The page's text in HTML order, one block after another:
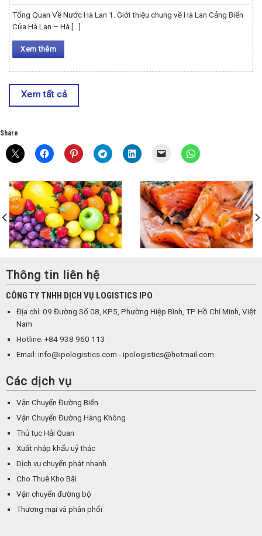
Tổng Quan Về Nước Hà Lan 1. Giới thiệu chung về Hà Lan Cảng Biển
Của Hà Lan – Hà [...]
Xem thêm
Xem tất cả
Share
Thông tin liên hệ
CÔNG TY TNHH DỊCH VỤ LOGISTICS IPO
Địa chỉ: 09 Đường Số 08, KP5, Phường Hiệp Bình, TP Hồ Chí Minh, Việt
Nam
Hotline: +84 938 960 113
Email: info@ipologistics.com - ipologistics@hotmail.com
Các dịch vụ
Vận Chuyển Đường Biển
Vận Chuyển Đường Hàng Không
Thủ tục Hải Quan
Xuất nhập khẩu uỷ thác
Dịch vụ chuyển phát nhanh
Cho Thuê Kho Bãi
Vận chuyển đường bộ
Thương mại và phân phối